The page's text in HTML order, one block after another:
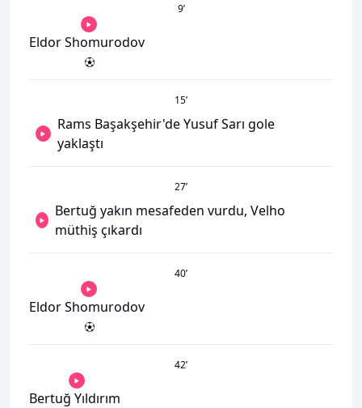
9’
Eldor Shomurodov
15’
Rams Başakşehir'de Yusuf Sarı gole
yaklaştı
27’
Bertuğ yakın mesafeden vurdu, Velho
müthiş çıkardı
40’
Eldor Shomurodov
42’
Bertuğ Yıldırım